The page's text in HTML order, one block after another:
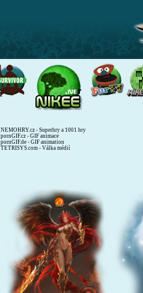
NEMOHRY.cz - Superhry a 1001 hry
pornGIF.cz - GIF animace
pornGIF.de - GIF animation
TETRISYS.com - Válka médií